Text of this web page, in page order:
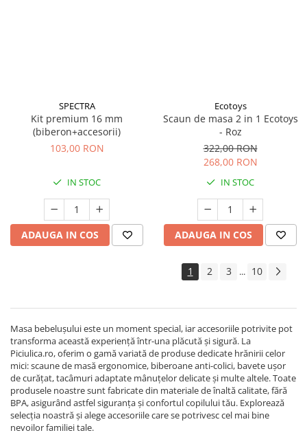
SPECTRA
Kit premium 16 mm
(biberon+accesorii)
103,00 RON
IN STOC
ADAUGA IN COS
Ecotoys
Scaun de masa 2 in 1 Ecotoys
- Roz
322,00 RON
268,00 RON
IN STOC
ADAUGA IN COS
1 2 3 ... 10
Masa bebelușului este un moment special, iar accesoriile potrivite pot
transforma această experiență într-una plăcută și sigură. La
Piciulica.ro, oferim o gamă variată de produse dedicate hrănirii celor
mici: scaune de masă ergonomice, biberoane anti-colici, bavete ușor
de curățat, tacâmuri adaptate mânuțelor delicate și multe altele. Toate
produsele noastre sunt fabricate din materiale de înaltă calitate, fără
BPA, asigurând astfel siguranța și confortul copilului tău. Explorează
selecția noastră și alege accesoriile care se potrivesc cel mai bine
nevoilor familiei tale.